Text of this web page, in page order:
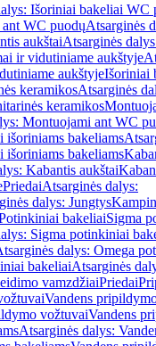
Išoriniai bakeliai WC
WC puodųAtsarginės
aukštaiAtsarginės
ir vidutiniame aukštyje
aukštyjeIšoriniai
keramikosAtsarginės
keramikos
Montuojami ant WC
išoriniams bakeliams
išoriniams bakeliams
Kabantis aukštai
PriedaiAtsarginės dalys:
dalys: Jungtys
bakeliaiSigma
Sigma potinkiniai
dalys: Omega
bakeliaiAtsarginės
vamzdžiaiPriedai
Vandens
vožtuvaiVandens
Atsarginės dalys: